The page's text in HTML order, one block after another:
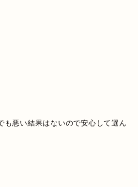
も悪い結果はないので安心して選ん